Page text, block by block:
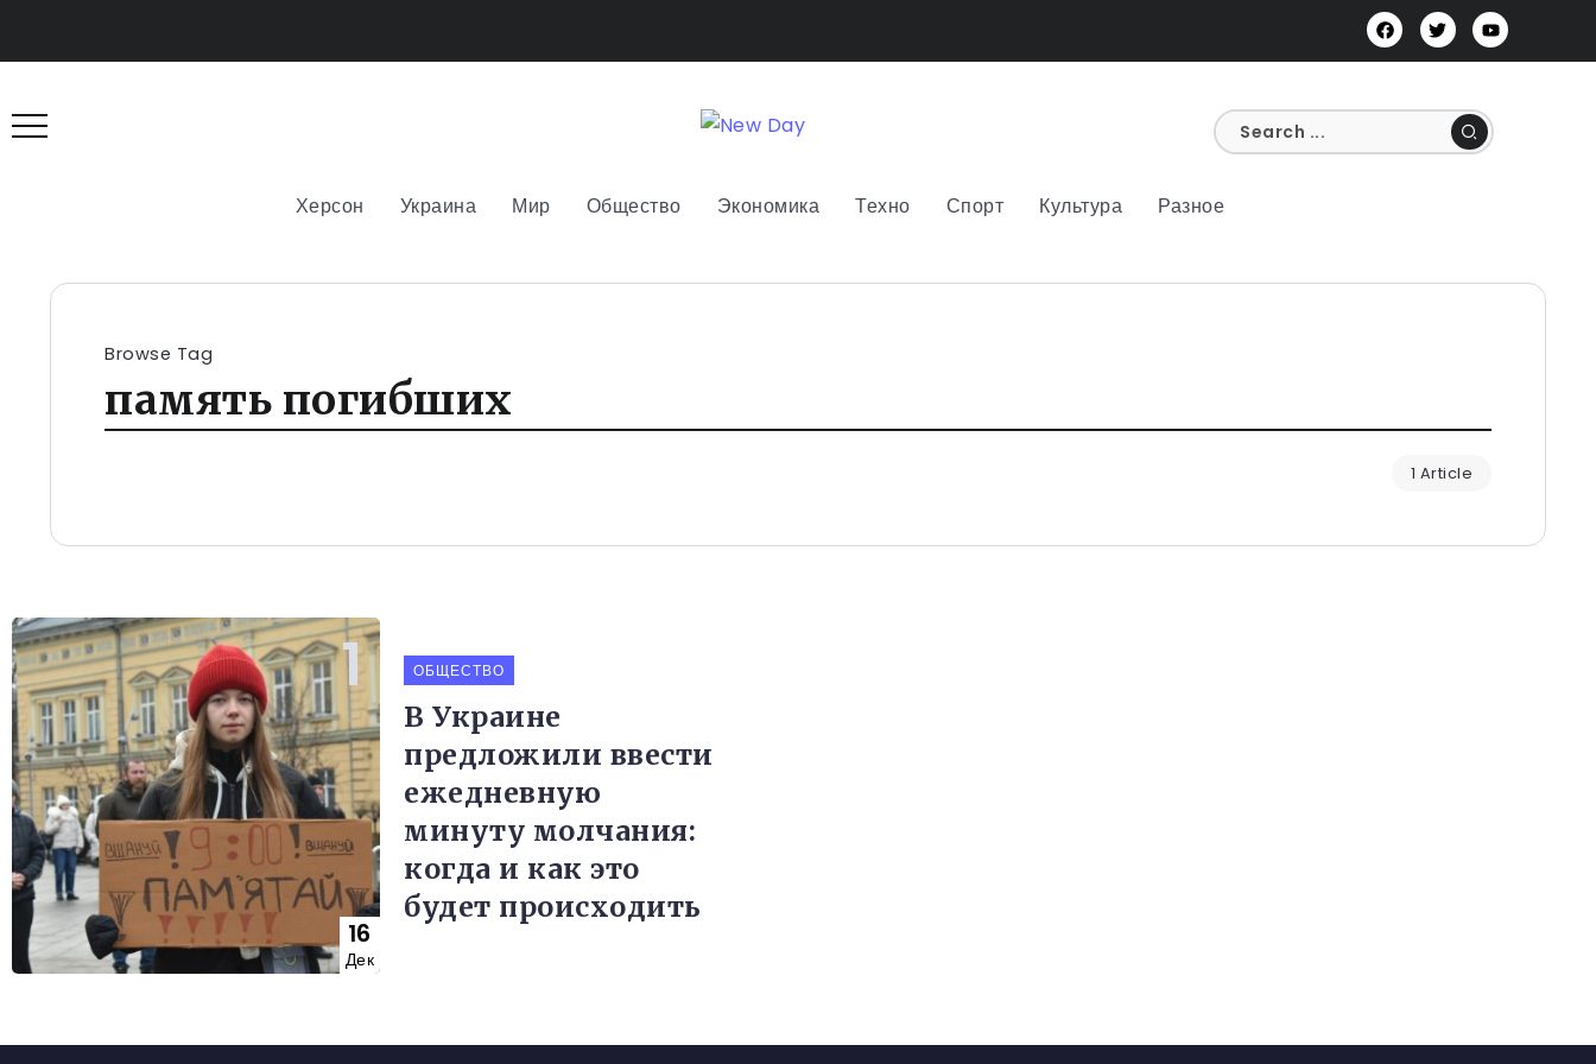
Херсон Украина Мир Общество Экономика Техно Спорт Культура Разное
Browse Tag
память погибших
1 Article
16
Дек
ОБЩЕСТВО
В Украине
предложили ввести
ежедневную
минуту молчания:
когда и как это
будет происходить